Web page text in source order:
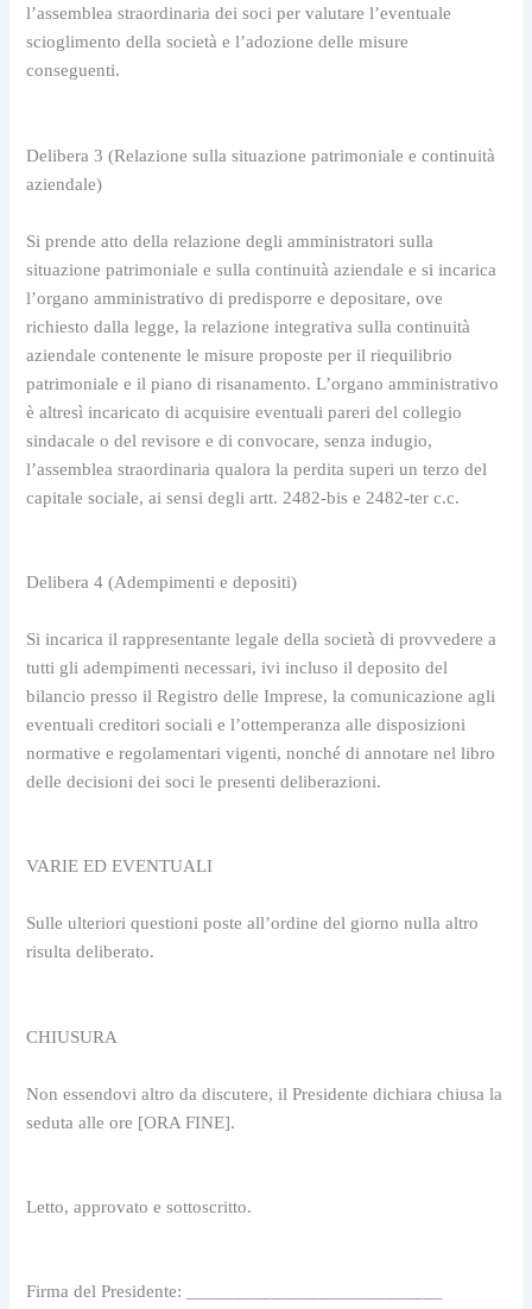
l’assemblea straordinaria dei soci per valutare l’eventuale
scioglimento della società e l’adozione delle misure
conseguenti.
Delibera 3 (Relazione sulla situazione patrimoniale e continuità
aziendale)
Si prende atto della relazione degli amministratori sulla
situazione patrimoniale e sulla continuità aziendale e si incarica
l’organo amministrativo di predisporre e depositare, ove
richiesto dalla legge, la relazione integrativa sulla continuità
aziendale contenente le misure proposte per il riequilibrio
patrimoniale e il piano di risanamento. L’organo amministrativo
è altresì incaricato di acquisire eventuali pareri del collegio
sindacale o del revisore e di convocare, senza indugio,
l’assemblea straordinaria qualora la perdita superi un terzo del
capitale sociale, ai sensi degli artt. 2482-bis e 2482-ter c.c.
Delibera 4 (Adempimenti e depositi)
Si incarica il rappresentante legale della società di provvedere a
tutti gli adempimenti necessari, ivi incluso il deposito del
bilancio presso il Registro delle Imprese, la comunicazione agli
eventuali creditori sociali e l’ottemperanza alle disposizioni
normative e regolamentari vigenti, nonché di annotare nel libro
delle decisioni dei soci le presenti deliberazioni.
VARIE ED EVENTUALI
Sulle ulteriori questioni poste all’ordine del giorno nulla altro
risulta deliberato.
CHIUSURA
Non essendovi altro da discutere, il Presidente dichiara chiusa la
seduta alle ore [ORA FINE].
Letto, approvato e sottoscritto.
Firma del Presidente: ___________________________